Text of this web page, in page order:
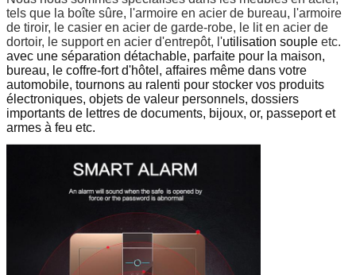
tels que la boîte sûre, l'armoire en acier de bureau, l'armoire
de tiroir, le casier en acier de garde-robe, le lit en acier de
dortoir, le support en acier d'entrepôt, l'utilisation souple etc.
avec une séparation détachable, parfaite pour la maison,
bureau, le coffre-fort d'hôtel, affaires même dans votre
automobile, tournons au ralenti pour stocker vos produits
électroniques, objets de valeur personnels, dossiers
importants de lettres de documents, bijoux, or, passeport et
armes à feu etc.